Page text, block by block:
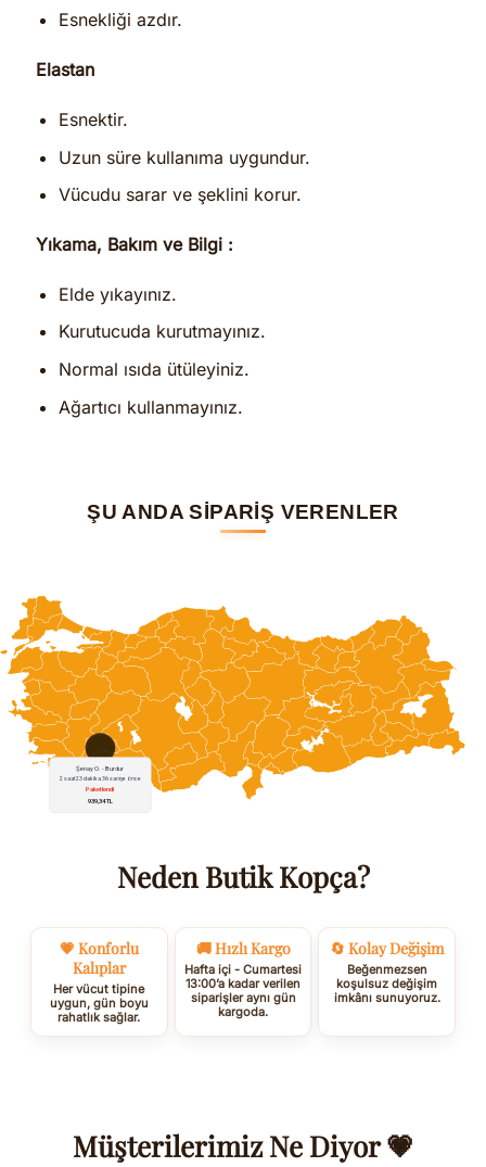
Esnekliği azdır.
Elastan
Esnektir.
Uzun süre kullanıma uygundur.
Vücudu sarar ve şeklini korur.
Yıkama, Bakım ve Bilgi :
Elde yıkayınız.
Kurutucuda kurutmayınız.
Normal ısıda ütüleyiniz.
Ağartıcı kullanmayınız.
ŞU ANDA SİPARİŞ VERENLER
Neden Butik Kopça?
💗 Konforlu
Kalıplar
Her vücut tipine
uygun, gün boyu
rahatlık sağlar.
🚚 Hızlı Kargo
Hafta içi - Cumartesi
13:00’a kadar verilen
siparişler aynı gün
kargoda.
🔄 Kolay Değişim
Beğenmezsen
koşulsuz değişim
imkânı sunuyoruz.
Müşterilerimiz Ne Diyor 💗